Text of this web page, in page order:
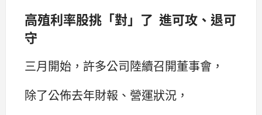
高殖利率股挑「對」了 進可攻、退可
守
三月開始，許多公司陸續召開董事會，
除了公佈去年財報、營運狀況，